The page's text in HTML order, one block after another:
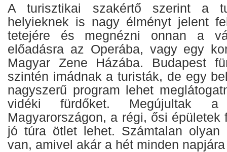
A turisztikai szakértő szerint a
helyieknek is nagy élményt jelent
tetejére és megnézni onnan a
előadásra az Operába, vagy egy
Magyar Zene Házába. Budapest
szintén imádnak a turisták, de egy
nagyszerű program lehet
vidéki fürdőket. Megújultak
Magyarországon, a régi, ősi épületek
jó túra ötlet lehet. Számtalan olyan
van, amivel akár a hét minden